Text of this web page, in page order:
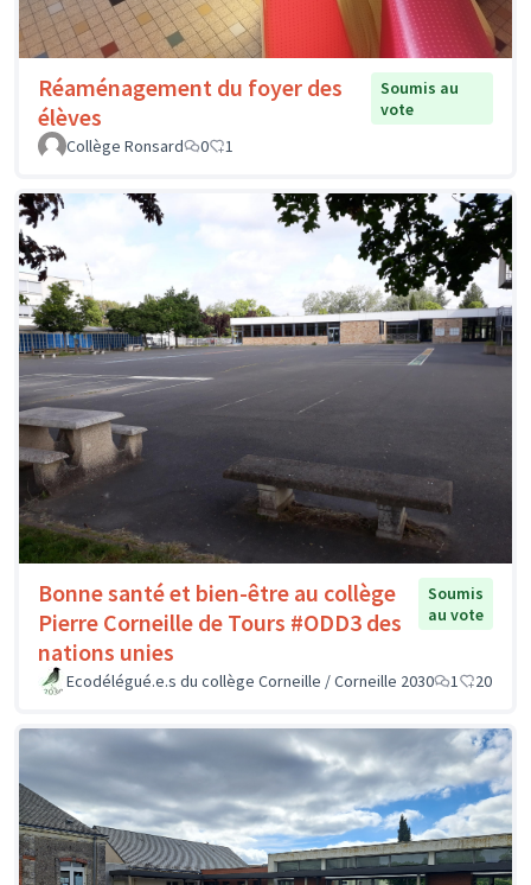
Réaménagement du foyer des
élèves
Soumis au
vote
Collège Ronsard
0 1
Bonne santé et bien-être au collège
Pierre Corneille de Tours #ODD3 des
nations unies
Soumis
au vote
Ecodélégué.e.s du collège Corneille / Corneille 2030 1 20